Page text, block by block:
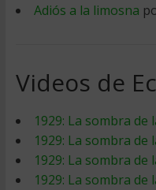
Adiós a la limosna
Videos de
1929: La sombra de
1929: La sombra de
1929: La sombra de
1929: La sombra de